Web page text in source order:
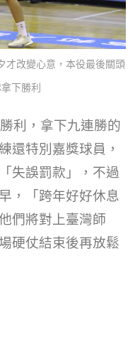
才改變心意，本役最後關頭
下勝利
利，拿下九連勝的
還特別嘉獎球員，
失誤罰款」，不過
，「跨年好好休息
們將對上臺灣師
硬仗結束後再放鬆